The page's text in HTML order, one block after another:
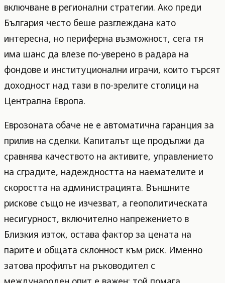
включване в регионални стратегии. Ако преди
България често беше разглеждана като
интересна, но периферна възможност, сега тя
има шанс да влезе по-уверено в радара на
фондове и институционални играчи, които търсят
доходност над тази в по-зрелите столици на
Централна Европа.
Еврозоната обаче не е автоматична гаранция за
прилив на сделки. Капиталът ще продължи да
сравнява качеството на активите, управлението
на сградите, надеждността на наемателите и
скоростта на администрацията. Външните
рискове също не изчезват, а геополитическата
несигурност, включително напрежението в
Близкия изток, остава фактор за цената на
парите и общата склонност към риск. Именно
затова профилът на ръководител с